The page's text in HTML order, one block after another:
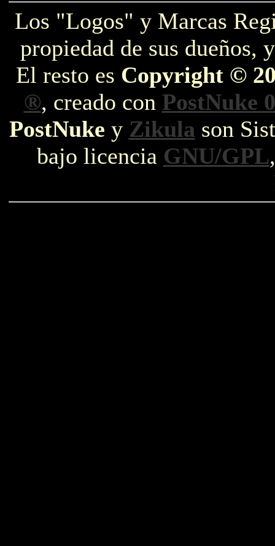
Los "Logos" y Marcas
propiedad de sus dueños,
El resto es Copyright ©
®, creado con PostNuke
PostNuke y Zikula son
bajo licencia GNU/GPL